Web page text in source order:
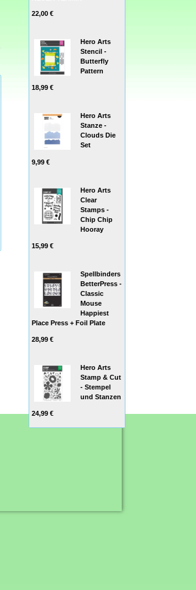
Sizzix Basic
Bigz Die
Ornaments #4
Sizzix Bigz Die
15,99 €
22,00 €
Hero Arts
Stencil -
Butterfly
Pattern
18,99 €
Hero Arts
Stanze -
Clouds Die
Set
9,99 €
Hero Arts
Clear
Stamps -
Chip Chip
Hooray
15,99 €
Spellbinders
BetterPress -
Classic
Mouse
Happiest
Place Press + Foil Plate
28,99 €
Hero Arts
Stamp & Cut
- Stempel
und Stanzen
24,99 €